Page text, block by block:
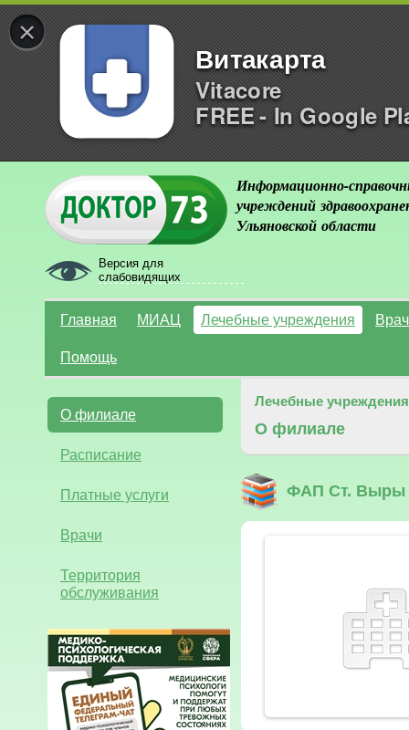
×
Витакарта
Vitacore
FREE - In Google
Версия для
слабовидящих
Информационно-
учреждений
Ульяновской области
Главная МИАЦ Лечебные учреждения
Помощь
О филиале
Расписание
Платные услуги
Врачи
Территория
обслуживания
Лечебные учреждения
О филиале
ФАП Ст. Выры